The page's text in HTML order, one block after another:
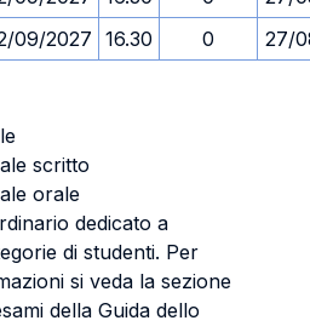
09/2027 16.30 0 27/
scritto
orale
dedicato a
di studenti. Per
si veda la sezione
della Guida dello